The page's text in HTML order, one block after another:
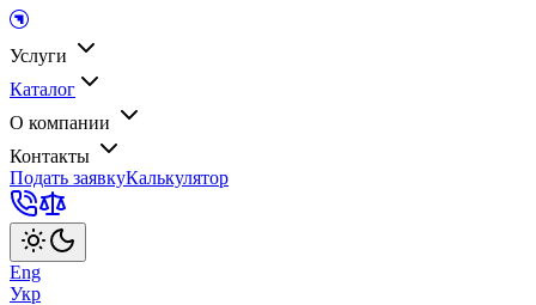
Услуги
Каталог
О компании
Контакты
Подать заявкуКалькулятор
Eng
Укр